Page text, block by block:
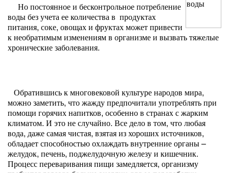
Но постоянное и бесконтрольное потребление
воды без учета ее количества в продуктах
питания, соке, овощах и фруктах может привести
к необратимым изменениям в организме и вызвать тяжелые
хронические заболевания.
Обратившись к многовековой культуре народов мира,
можно заметить, что жажду предпочитали употреблять при
помощи горячих напитков, особенно в странах с жарким
климатом. И это не случайно. Все дело в том, что любая
вода, даже самая чистая, взятая из хороших источников,
обладает способностью охлаждать внутренние органы –
желудок, печень, поджелудочную железу и кишечник.
Процесс переваривания пищи замедляется, организму